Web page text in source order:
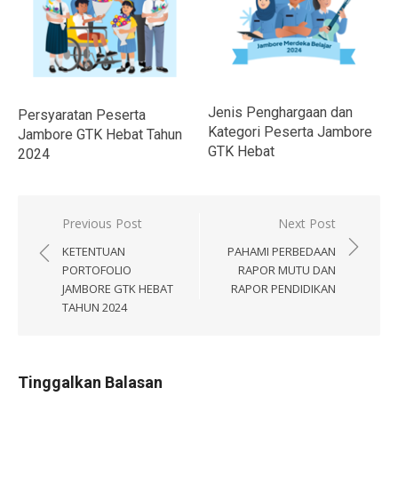
Persyaratan Peserta
Jambore GTK Hebat Tahun
2024
Jenis Penghargaan dan
Kategori Peserta Jambore
GTK Hebat
Navigasi
pos
Previous Post
KETENTUAN
PORTOFOLIO
JAMBORE GTK HEBAT
TAHUN 2024
Next Post
PAHAMI PERBEDAAN
RAPOR MUTU DAN
RAPOR PENDIDIKAN
Tinggalkan Balasan